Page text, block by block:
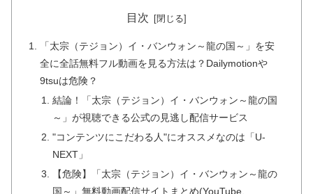
目次
「太宗（テジョン）イ・バンウォン～龍の国～」を安
全に全話無料フル動画を見る方法は？Dailymotionや
9tsuは危険？
結論！「太宗（テジョン）イ・バンウォン～龍の国
～」が視聴できる公式の見逃し配信サービス
"コンテンツにこだわる人"にオススメなのは「U-
NEXT」
【危険】「太宗（テジョン）イ・バンウォン～龍の
国～」無料動画配信サイトまとめ(YouTube、